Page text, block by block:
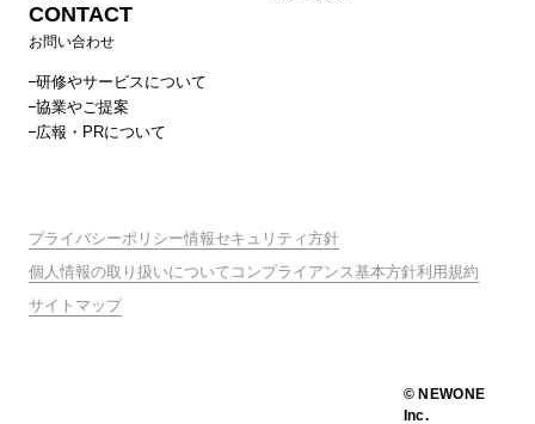
CONTACT
お問い合わせ
研修やサービスについて
協業やご提案
広報・PRについて
プライバシーポリシー情報セキュリティ方針
個人情報の取り扱いについて コンプライアンス基本方針利用規約
サイトマップ
© NEWONE
Inc.